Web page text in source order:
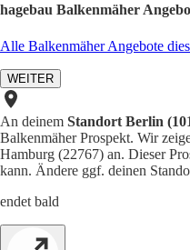
hagebau Balkenmäher
Alle Balkenmäher Angebote
WEITER
An deinem Standort Berlin
Balkenmäher Prospekt. Wir
Hamburg (22767) an. Dieser
kann. Ändere ggf. deinen
endet bald